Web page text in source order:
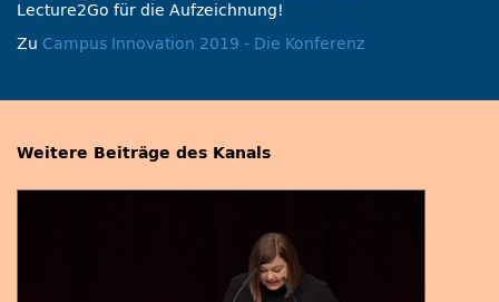
Lecture2Go für die Aufzeichnung!
Zu Campus Innovation 2019 - Die Konferenz
Weitere Beiträge des Kanals